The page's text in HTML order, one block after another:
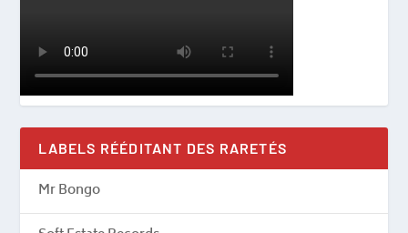
LABELS RÉÉDITANT DES RARETÉS
Mr Bongo